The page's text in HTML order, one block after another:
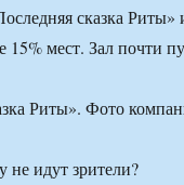
сказка
15% мест. Зал почти
Риты». Фото